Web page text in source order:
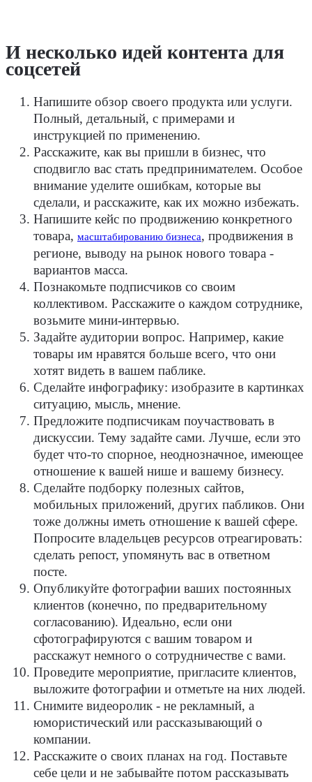
И несколько идей контента для
соцсетей
Напишите обзор своего продукта или услуги.
Полный, детальный, с примерами и
инструкцией по применению.
Расскажите, как вы пришли в бизнес, что
сподвигло вас стать предпринимателем. Особое
внимание уделите ошибкам, которые вы
сделали, и расскажите, как их можно избежать.
Напишите кейс по продвижению конкретного
товара, масштабированию бизнеса, продвижения в
регионе, выводу на рынок нового товара -
вариантов масса.
Познакомьте подписчиков со своим
коллективом. Расскажите о каждом сотруднике,
возьмите мини-интервью.
Задайте аудитории вопрос. Например, какие
товары им нравятся больше всего, что они
хотят видеть в вашем паблике.
Сделайте инфографику: изобразите в картинках
ситуацию, мысль, мнение.
Предложите подписчикам поучаствовать в
дискуссии. Тему задайте сами. Лучше, если это
будет что-то спорное, неоднозначное, имеющее
отношение к вашей нише и вашему бизнесу.
Сделайте подборку полезных сайтов,
мобильных приложений, других пабликов. Они
тоже должны иметь отношение к вашей сфере.
Попросите владельцев ресурсов отреагировать:
сделать репост, упомянуть вас в ответном
посте.
Опубликуйте фотографии ваших постоянных
клиентов (конечно, по предварительному
согласованию). Идеально, если они
сфотографируются с вашим товаром и
расскажут немного о сотрудничестве с вами.
Проведите мероприятие, пригласите клиентов,
выложите фотографии и отметьте на них людей.
Снимите видеоролик - не рекламный, а
юмористический или рассказывающий о
компании.
Расскажите о своих планах на год. Поставьте
себе цели и не забывайте потом рассказывать